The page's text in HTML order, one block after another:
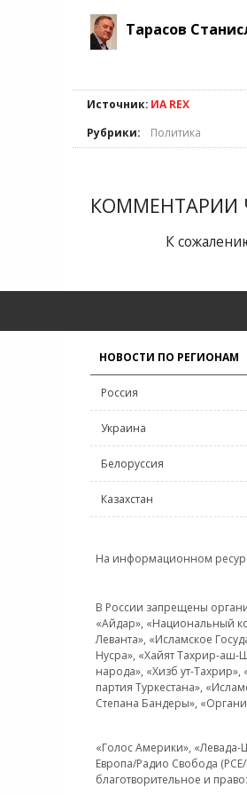
Тарасов
Источник: ИА REX
Рубрики:
Политика
КОММЕНТАРИИ
К
НОВОСТИ ПО РЕГИОНАМ
Россия
Украина
Белоруссия
Казахстан
На информационном
В России запрещены
«Айдар», «Национальный
Леванта», «Исламское
Нусра», «Хайят Тахрир-
народа», «Хизб ут-
партия Туркестана»,
Степана Бандеры»,
«Голос Америки»,
Европа/Радио Свобода
благотворительное и